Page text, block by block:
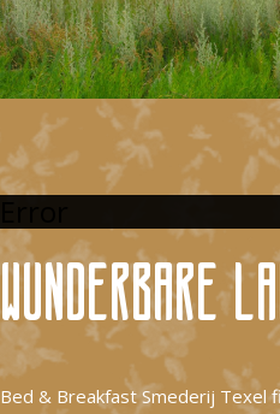
Wunderbare
Bed & Breakfast Smederij Texel